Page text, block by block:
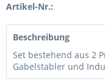
Artikel-Nr.:
Beschreibung
Set bestehend aus 2
Gabelstabler und